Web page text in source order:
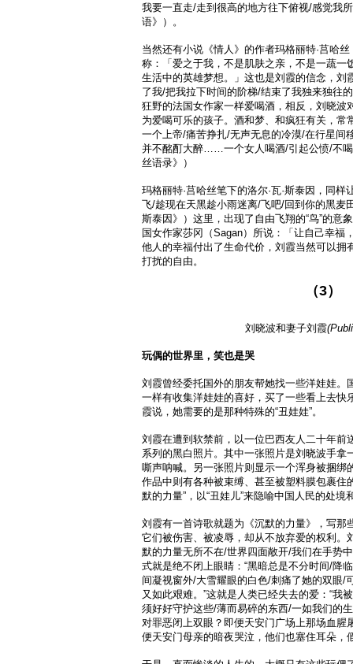
我要一直走/走到很高的地方往下俯视/感觉我
语》）。
当然还有小说《情人》的作者玛格丽特·莒哈
称：「爱之于我，不是肌肤之亲，不是一蔬一
生活中的英雄梦想。」这也是刘霞的信念，刘
了我/把我拉下时间的阶梯/结束了我独来独往
狂野的法国女作家一样爱喝酒，相反，刘晓波
为爱喝可乐的孩子。酒和梦、和疯狂有关，常
一个上帝/痛苦挣扎/无声无息的冷漠/在行星间
并不酩酊大醉……一个女人喝酒/引起公愤/不
丝语录》）
玛格丽特·莒哈丝笔下的洛尔·瓦·斯泰因，同样
飞/趁现在天黑趁小雨迷离/飞吧/回到你的黑麦
斯泰因》）这里，出现了自由飞翔的“鸟”的意
国女作家莎冈（Sagan）所说：「让自己幸福
他人的幸福付出了生命代价，刘霞当然可以拥
打扰的自由。
（3）
刘晓波和妻子刘霞
玩偶的世界里，笑也是哭
刘霞曾经委托国外的朋友帮她找一些洋娃娃。
一样有收集洋娃娃的喜好，买了一些看上去快
霞说，她需要的是那种特殊的“丑娃娃”。
刘霞在遭到软禁前，以一位巴西友人二十年前
系列的黑白照片。其中一张照片是刘晓波手拿
嘶声呐喊。另一张照片则显示一个浑身被捆绑
作品中则有各种被束缚、甚至被塑料膜包裹住
默的力量”，以“丑娃儿”来隐喻中国人民的处境
刘霞有一首诗歌就题为《沉默的力量》，写那
它们被伤害、被凌辱，却从不放弃爱的权利。
默的力量无所不在/世界四面敞开/我们在手势
式就是绝不闭上眼睛：“黑暗总是不分时间/降
间凝视窗外/大雪耀眼的白色/刺痛了她的双眼/
又如此艰难。”这就是人类已经失去的爱：“我
须好好守护这些/薄而易碎的东西/一如我们的
对罪恶闭上双眼？即便天安门广场上那场血腥
便天安门母亲的暗夜哭泣，他们也塞住耳朵，